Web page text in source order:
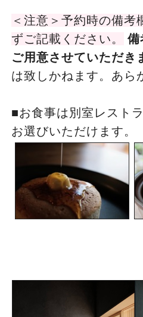
＜注意＞予約時の備
ずご記載ください。
備
ご用意させていただき
は致しかねます。あら
■お食事は別室レスト
お選びいただけます。